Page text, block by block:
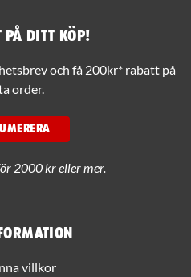
villkor
på ditt köp!
och få 200kr* rabatt på
order.
2000 kr eller mer.